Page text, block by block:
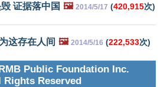
证据落中国 🖼️ 2014/5/17 (420,915次)
这存在人间 🖼️ 2014/5/16 (222,533次)
Public Foundation Inc.
Rights Reserved